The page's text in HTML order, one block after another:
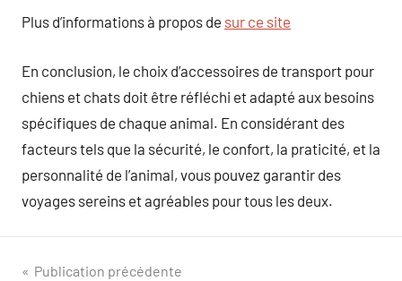
Plus d’informations à propos de sur ce site
En conclusion, le choix d’accessoires de transport pour
chiens et chats doit être réfléchi et adapté aux besoins
spécifiques de chaque animal. En considérant des
facteurs tels que la sécurité, le confort, la praticité, et la
personnalité de l’animal, vous pouvez garantir des
voyages sereins et agréables pour tous les deux.
Navigation
Publication précédente